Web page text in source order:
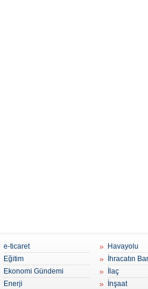
e-ticaret
Eğitim
Ekonomi Gündemi
Enerji
Havayolu
İhracatın
İlaç
İnşaat